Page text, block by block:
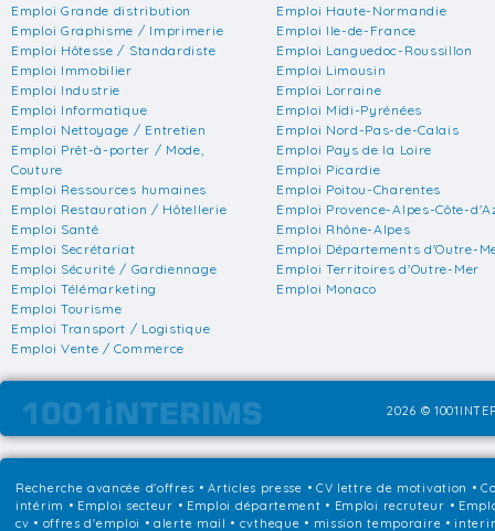
Emploi Grande distribution
Emploi Graphisme / Imprimerie
Emploi Hôtesse / Standardiste
Emploi Immobilier
Emploi Industrie
Emploi Informatique
Emploi Nettoyage / Entretien
Emploi Prêt-à-porter / Mode,
Couture
Emploi Ressources humaines
Emploi Restauration / Hôtellerie
Emploi Santé
Emploi Secrétariat
Emploi Sécurité / Gardiennage
Emploi Télémarketing
Emploi Tourisme
Emploi Transport / Logistique
Emploi Vente / Commerce
Emploi Haute-Normandie
Emploi Ile-de-France
Emploi Languedoc-Roussillon
Emploi Limousin
Emploi Lorraine
Emploi Midi-Pyrénées
Emploi Nord-Pas-de-Calais
Emploi Pays de la Loire
Emploi Picardie
Emploi Poitou-Charentes
Emploi Provence-Alpes-Côte-
Emploi Rhône-Alpes
Emploi Départements d'Outre-
Emploi Territoires d'Outre-Mer
Emploi Monaco
2026 ©
Recherche avancée d'offres •Articles presse • CV lettre de motivation •
intérim • Emploi secteur • Emploi département • Emploi recruteur •
cv • offres d'emploi • alerte mail • cvtheque • mission temporaire •